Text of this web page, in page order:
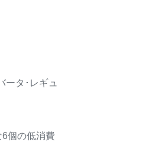
ータ･レギュ
個の低消費